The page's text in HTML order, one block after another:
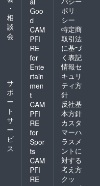
・
相
談
会
サ
ポ
ー
ト
サ
ー
ビ
ス
Goo
d
CAM
PFI
RE
for
Ente
rtain
men
t
CAM
PFI
RE
for
Spor
ts
CAM
PFI
RE
ポリ
シー
特定商
取引法
に基づ
く表記
情報セ
キュリ
ティ方
針
反社基
本方針
カスタ
マーハ
ラスメ
ントに
対する
考え方
クッ